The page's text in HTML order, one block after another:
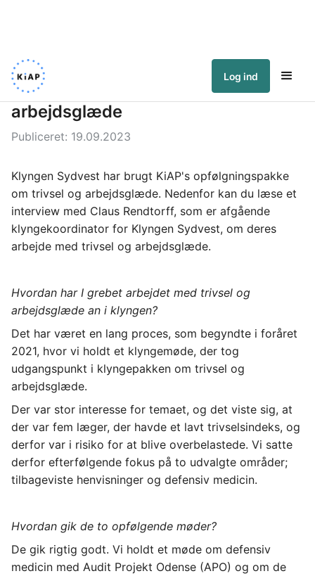
Log ind
Opfølgningspakke om trivsel og
arbejdsglæde
Publiceret: 19.09.2023
Klyngen Sydvest har brugt KiAP's opfølgningspakke
om trivsel og arbejdsglæde. Nedenfor kan du læse et
interview med Claus Rendtorff, som er afgående
klyngekoordinator for Klyngen Sydvest, om deres
arbejde med trivsel og arbejdsglæde.
Hvordan har I grebet arbejdet med trivsel og
arbejdsglæde an i klyngen?
Det har været en lang proces, som begyndte i foråret
2021, hvor vi holdt et klyngemøde, der tog
udgangspunkt i klyngepakken om trivsel og
arbejdsglæde.
Der var stor interesse for temaet, og det viste sig, at
der var fem læger, der havde et lavt trivselsindeks, og
derfor var i risiko for at blive overbelastede. Vi satte
derfor efterfølgende fokus på to udvalgte områder;
tilbageviste henvisninger og defensiv medicin.
Hvordan gik de to opfølgende møder?
De gik rigtig godt. Vi holdt et møde om defensiv
medicin med Audit Projekt Odense (APO) og om de